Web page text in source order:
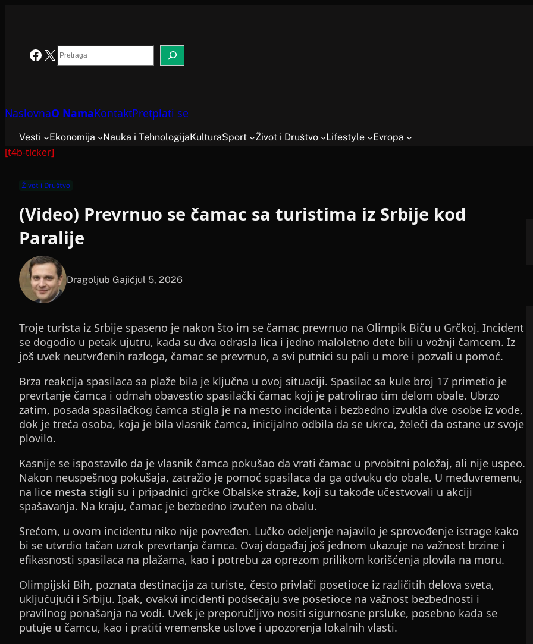
Facebook
X Search
NaslovnaO NamaKontaktPretplati se
Vesti Ekonomija Nauka i TehnologijaKulturaSport Život i Društvo Lifestyle Evropa
[t4b-ticker]
Život i Društvo
(Video) Prevrnuo se čamac sa turistima iz Srbije kod
Paralije
Dragoljub Gajićjul 5, 2026
Troje turista iz Srbije spaseno je nakon što im se čamac prevrnuo na Olimpik Biču u Grčkoj. Incident
se dogodio u petak ujutru, kada su dva odrasla lica i jedno maloletno dete bili u vožnji čamcem. Iz
još uvek neutvrđenih razloga, čamac se prevrnuo, a svi putnici su pali u more i pozvali u pomoć.
Brza reakcija spasilaca sa plaže bila je ključna u ovoj situaciji. Spasilac sa kule broj 17 primetio je
prevrtanje čamca i odmah obavestio spasilački čamac koji je patrolirao tim delom obale. Ubrzo
zatim, posada spasilačkog čamca stigla je na mesto incidenta i bezbedno izvukla dve osobe iz vode,
dok je treća osoba, koja je bila vlasnik čamca, inicijalno odbila da se ukrca, želeći da ostane uz svoje
plovilo.
Kasnije se ispostavilo da je vlasnik čamca pokušao da vrati čamac u prvobitni položaj, ali nije uspeo.
Nakon neuspešnog pokušaja, zatražio je pomoć spasilaca da ga odvuku do obale. U međuvremenu,
na lice mesta stigli su i pripadnici grčke Obalske straže, koji su takođe učestvovali u akciji
spašavanja. Na kraju, čamac je bezbedno izvučen na obalu.
Srećom, u ovom incidentu niko nije povređen. Lučko odeljenje najavilo je sprovođenje istrage kako
bi se utvrdio tačan uzrok prevrtanja čamca. Ovaj događaj još jednom ukazuje na važnost brzine i
efikasnosti spasilaca na plažama, kao i potrebu za oprezom prilikom korišćenja plovila na moru.
Olimpijski Bih, poznata destinacija za turiste, često privlači posetioce iz različitih delova sveta,
uključujući i Srbiju. Ipak, ovakvi incidenti podsećaju sve posetioce na važnost bezbednosti i
pravilnog ponašanja na vodi. Uvek je preporučljivo nositi sigurnosne prsluke, posebno kada se
putuje u čamcu, kao i pratiti vremenske uslove i upozorenja lokalnih vlasti.